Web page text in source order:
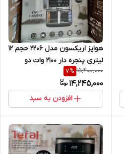
هواپز اریکسون مدل 2206 حجم 12
لیتری پنجره دار 2100 وات دو
المنت بالا و پایین
15,400,000
7%
14,245,000
افزودن به سبد